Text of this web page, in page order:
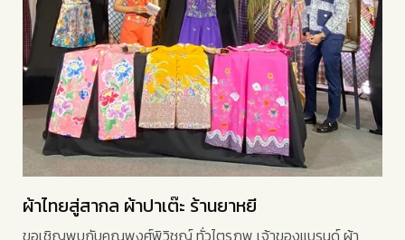
ผ้าไทยสู่สากล ผ้าปาเต๊ะ ร้านยาหยี
ขอเชิญพบกับคุณพงศ์พิวิชญ์ ทั่วไตรภพ เจ้าของแบรนด์ ผ้า